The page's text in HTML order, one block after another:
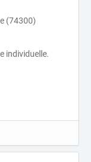
(74300)
individuelle.